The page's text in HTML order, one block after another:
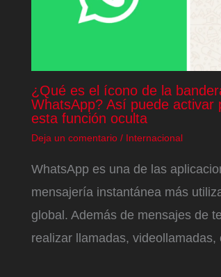
¿Qué es el ícono de la
WhatsApp? Así puede activar
esta función oculta
Deja un comentario / Internacional
WhatsApp es una de las
mensajería instantánea más
global. Además de mensajes de
realizar llamadas,